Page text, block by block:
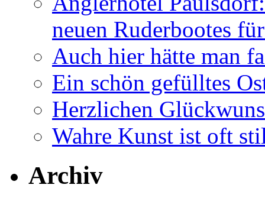
neuen Ruderbootes
Auch hier hätte man
Ein schön gefülltes
Herzlichen
Wahre Kunst ist oft
Archiv